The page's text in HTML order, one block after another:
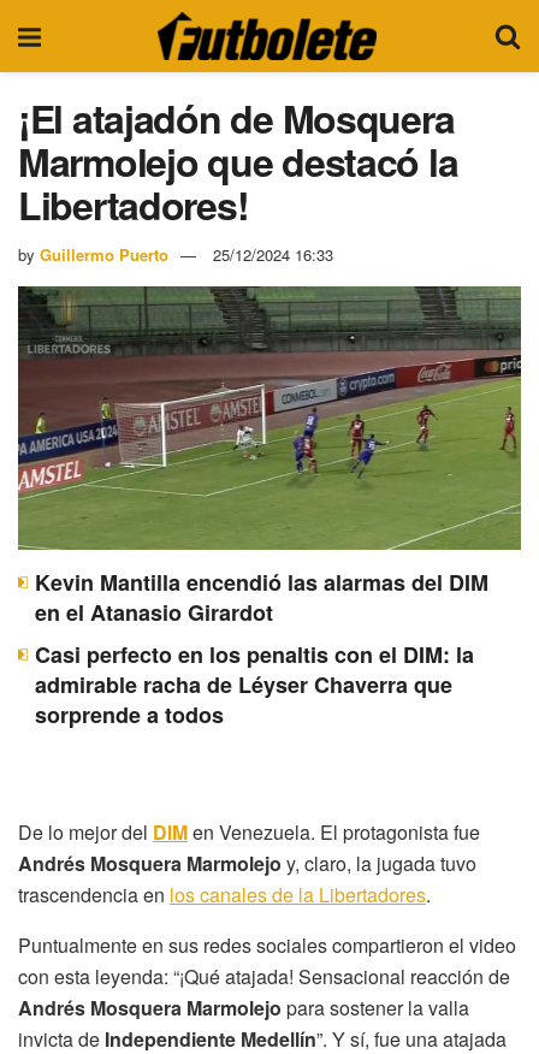
¡El atajadón de Mosquera
Marmolejo que destacó la
Libertadores!
by Guillermo Puerto 25/12/2024 16:33
Kevin Mantilla encendió las alarmas del DIM
en el Atanasio Girardot
Casi perfecto en los penaltis con el DIM: la
admirable racha de Léyser Chaverra que
sorprende a todos
De lo mejor del DIMen Venezuela. El protagonista fue
Andrés Mosquera Marmolejo y, claro, la jugada tuvo
trascendencia en los canales de la Libertadores.
Puntualmente en sus redes sociales compartieron el video
con esta leyenda: “¡Qué atajada! Sensacional reacción de
Andrés Mosquera Marmolejo para sostener la valla
invicta de Independiente Medellín”. Y sí, fue una atajada